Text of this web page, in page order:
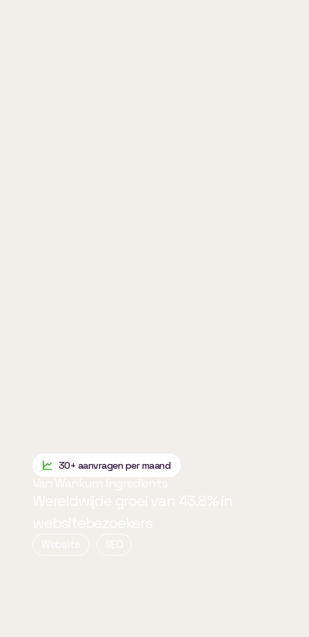
30+ aanvragen per maand